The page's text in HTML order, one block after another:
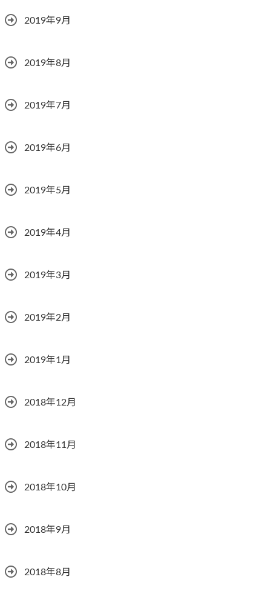
2019年9月
2019年8月
2019年7月
2019年6月
2019年5月
2019年4月
2019年3月
2019年2月
2019年1月
2018年12月
2018年11月
2018年10月
2018年9月
2018年8月